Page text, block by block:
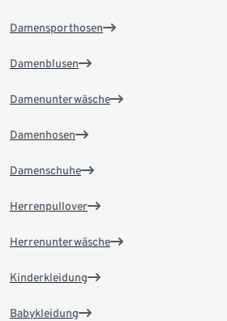
Damensporthosen
Damenblusen
Damenunterwäsche
Damenhosen
Damenschuhe
Herrenpullover
Herrenunterwäsche
Kinderkleidung
Babykleidung